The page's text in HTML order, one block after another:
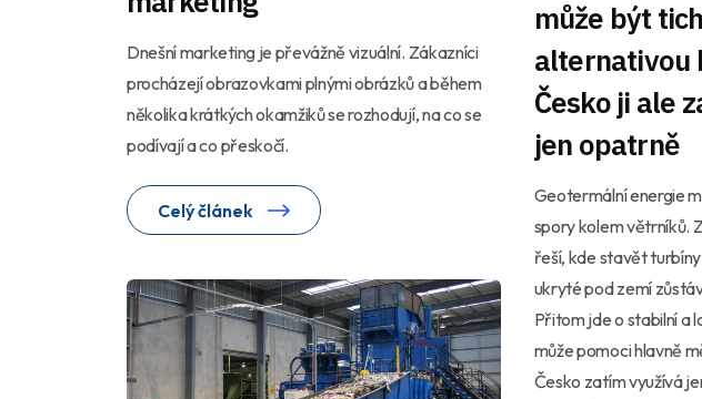
Dnešní marketing je převážně vizuální. Zákazníci
procházejí obrazovkami plnými obrázků a během
několika krátkých okamžiků se rozhodují, na co se
podívají a co přeskočí.
Celý článek
může být
alternativou
Česko ji ale
jen opatrně
Geotermální energie
spory kolem větrníků.
řeší, kde stavět
ukryté pod zemí
Přitom jde o stabilní a
může pomoci hlavně
Česko zatím využívá